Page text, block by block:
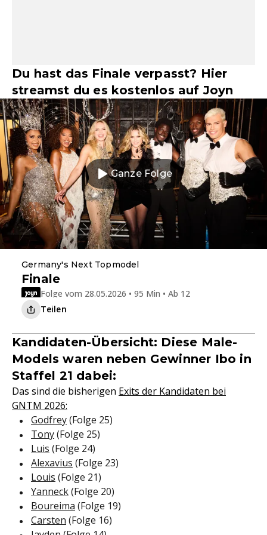
Du hast das Finale verpasst? Hier
streamst du es kostenlos auf Joyn
Ganze Folge
Germany's Next Topmodel
Finale
Folge vom 28.05.2026 • 95 Min • Ab 12
Teilen
Kandidaten-Übersicht: Diese Male-
Models waren neben Gewinner Ibo in
Staffel 21 dabei:
Das sind die bisherigen Exits der Kandidaten bei
GNTM 2026:
Godfrey(Folge 25)
Tony(Folge 25)
Luis (Folge 24)
Alexavius (Folge 23)
Louis (Folge 21)
Yanneck(Folge 20)
Boureima (Folge 19)
Carsten (Folge 16)